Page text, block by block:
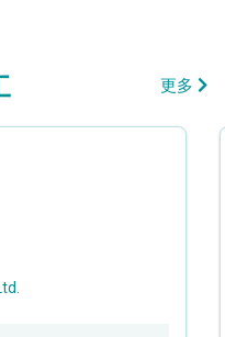
更多